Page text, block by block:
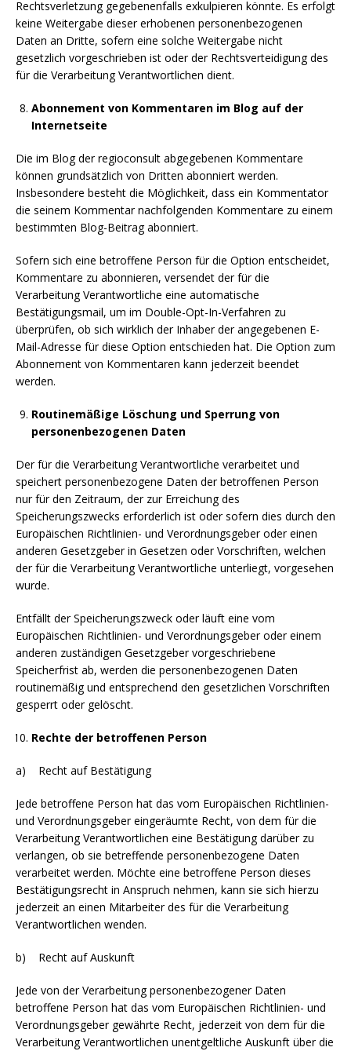
Rechtsverletzung gegebenenfalls exkulpieren könnte. Es erfolgt
keine Weitergabe dieser erhobenen personenbezogenen
Daten an Dritte, sofern eine solche Weitergabe nicht
gesetzlich vorgeschrieben ist oder der Rechtsverteidigung des
für die Verarbeitung Verantwortlichen dient.
Abonnement von Kommentaren im Blog auf der
Internetseite
Die im Blog der regioconsult abgegebenen Kommentare
können grundsätzlich von Dritten abonniert werden.
Insbesondere besteht die Möglichkeit, dass ein Kommentator
die seinem Kommentar nachfolgenden Kommentare zu einem
bestimmten Blog-Beitrag abonniert.
Sofern sich eine betroffene Person für die Option entscheidet,
Kommentare zu abonnieren, versendet der für die
Verarbeitung Verantwortliche eine automatische
Bestätigungsmail, um im Double-Opt-In-Verfahren zu
überprüfen, ob sich wirklich der Inhaber der angegebenen E-
Mail-Adresse für diese Option entschieden hat. Die Option zum
Abonnement von Kommentaren kann jederzeit beendet
werden.
Routinemäßige Löschung und Sperrung von
personenbezogenen Daten
Der für die Verarbeitung Verantwortliche verarbeitet und
speichert personenbezogene Daten der betroffenen Person
nur für den Zeitraum, der zur Erreichung des
Speicherungszwecks erforderlich ist oder sofern dies durch den
Europäischen Richtlinien- und Verordnungsgeber oder einen
anderen Gesetzgeber in Gesetzen oder Vorschriften, welchen
der für die Verarbeitung Verantwortliche unterliegt, vorgesehen
wurde.
Entfällt der Speicherungszweck oder läuft eine vom
Europäischen Richtlinien- und Verordnungsgeber oder einem
anderen zuständigen Gesetzgeber vorgeschriebene
Speicherfrist ab, werden die personenbezogenen Daten
routinemäßig und entsprechend den gesetzlichen Vorschriften
gesperrt oder gelöscht.
Rechte der betroffenen Person
a) Recht auf Bestätigung
Jede betroffene Person hat das vom Europäischen Richtlinien-
und Verordnungsgeber eingeräumte Recht, von dem für die
Verarbeitung Verantwortlichen eine Bestätigung darüber zu
verlangen, ob sie betreffende personenbezogene Daten
verarbeitet werden. Möchte eine betroffene Person dieses
Bestätigungsrecht in Anspruch nehmen, kann sie sich hierzu
jederzeit an einen Mitarbeiter des für die Verarbeitung
Verantwortlichen wenden.
b) Recht auf Auskunft
Jede von der Verarbeitung personenbezogener Daten
betroffene Person hat das vom Europäischen Richtlinien- und
Verordnungsgeber gewährte Recht, jederzeit von dem für die
Verarbeitung Verantwortlichen unentgeltliche Auskunft über die